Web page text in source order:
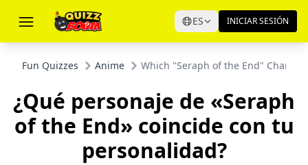
ES INICIAR SESIÓN
Fun Quizzes Anime Which "Seraph of the End"
¿Qué personaje de «Seraph
of the End» coincide con tu
personalidad?